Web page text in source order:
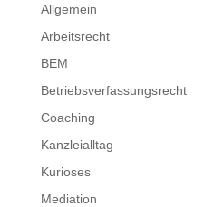
Allgemein
Arbeitsrecht
BEM
Betriebsverfassungsrecht
Coaching
Kanzleialltag
Kurioses
Mediation